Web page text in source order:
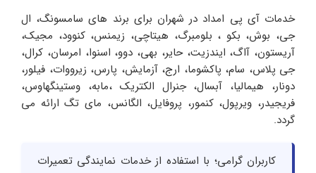
خدمات آی پی امداد در شهران برای برند های سامسونگ، ال
جی، بوش، بکو ، بلومبرگ، هیتاچی، زیمنس، کنوود، مجیک،
آریستون، آاگ، ایندزیت، حایر، بهی، دوو، اسنوا، امرسان، کرال،
جی پلاس، سام، پاکشوما، ارج، آزمایش، پارس، زیرووات، فیلور،
دونار، هیمالیا، آبسال، جنرال الکتریک ،مابه، وستینگهاوس،
فریجیدر، ویرپول، کنمور، پروفایل، الگانس، مای تگ ارائه می
گردد.
کاربران گرامی؛ با استفاده از خدمات نمایندگی تعمیرات